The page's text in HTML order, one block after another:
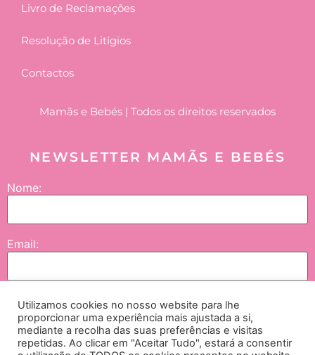
Livro de Reclamações
Resolução de Litígios
Contactos
Mamãs e Bebés | Todos os direitos reservados
NEWSLETTER MAMÃS E BEBÉS
Nome:
Email:
Enviar
Concordo que os meus dados sejam tratados pela NGI – Lifesciences and
Utilizamos cookies no nosso website para lhe
proporcionar uma experiência mais ajustada a si,
mediante a recolha das suas preferências e visitas
repetidas. Ao clicar em "Aceitar Tudo", estará a consentir